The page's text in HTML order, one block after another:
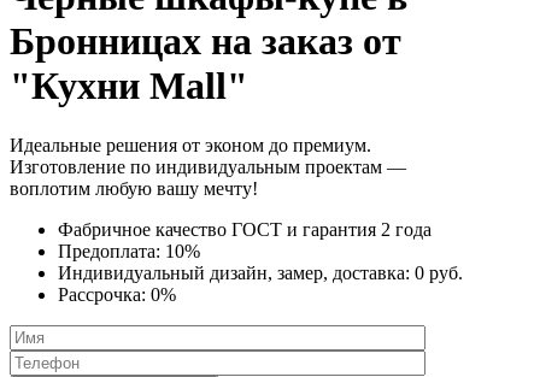
Бронницах на заказ от
"Кухни Mall"
Идеальные решения от эконом до премиум.
Изготовление по индивидуальным проектам —
воплотим любую вашу мечту!
Фабричное качество ГОСТ и гарантия 2 года
Предоплата: 10%
Индивидуальный дизайн, замер, доставка: 0 руб.
Рассрочка: 0%